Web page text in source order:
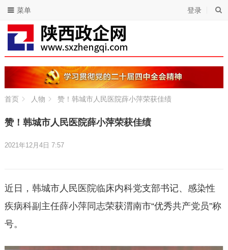
登录
菜单
首页 人物 赞！韩城市人民医院薛小萍荣获佳绩
赞！韩城市人民医院薛小萍荣获佳绩
2021年12月4日 7:57
近日，韩城市人民医院临床内科党支部书记、感染性
疾病科副主任薛小萍同志荣获渭南市“优秀共产党员”称
号。